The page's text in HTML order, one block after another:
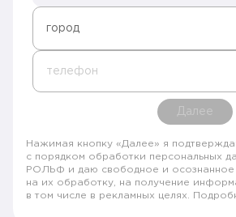
город
телефон
Далее
Нажимая кнопку «Далее» я
с порядком обработки персональных
РОЛЬФ и даю свободное и осознанное
на их обработку, на получение
в том числе в рекламных целях.